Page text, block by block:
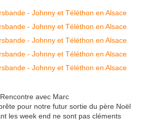
Rencontre avec Marc
pour notre futur sortie du père Noël
les week end ne sont pas cléments